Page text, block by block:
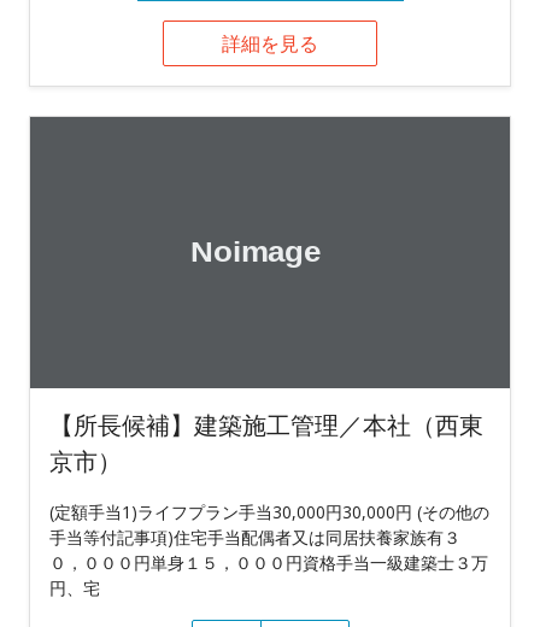
詳細を見る
【所長候補】建築施工管理／本社（西東
京市）
(定額手当1)ライフプラン手当30,000円30,000円 (その他の
手当等付記事項)住宅手当配偶者又は同居扶養家族有３
０，０００円単身１５，０００円資格手当一級建築士３万
円、宅